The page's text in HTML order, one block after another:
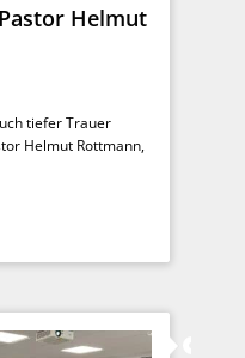
Helmut
tiefer Trauer
Helmut Rottmann,